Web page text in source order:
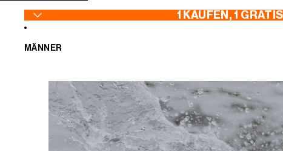
1 KAUFEN, 1 GRATIS
MÄNNER